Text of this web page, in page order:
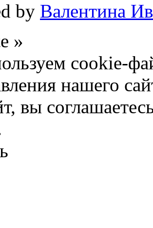
by Валентина
»
cookie-
нашего
вы